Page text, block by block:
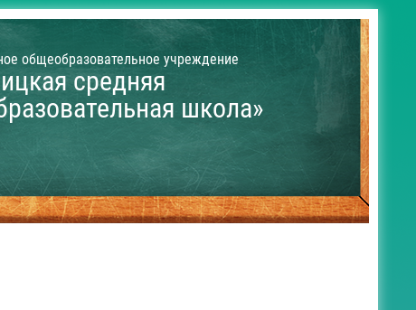
общеобразовательное учреждение
средняя
школа»